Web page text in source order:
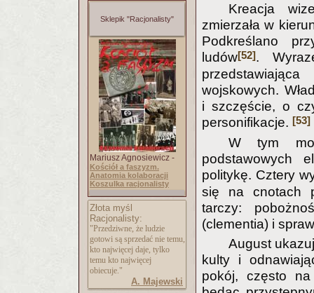
Sklepik "Racjonalisty"
Mariusz Agnosiewicz -
Kościół a faszyzm.
Anatomia kolaboracji
Koszulka racjonalisty
Złota myśl
Racjonalisty:
"Przedziwne, że ludzie
gotowi są sprzedać nie temu,
kto najwięcej daje, tylko
temu kto najwięcej
obiecuje."
A. Majewski
Kreacja
zmierzała w
Podkreślano
ludów[52].
wojskowych.
i szczęście, o
personifikacje. [53]
W tym
podstawowych
politykę. Cztery
się na cnotach
tarczy:
(clementia) i
August
kulty i
pokój, często na